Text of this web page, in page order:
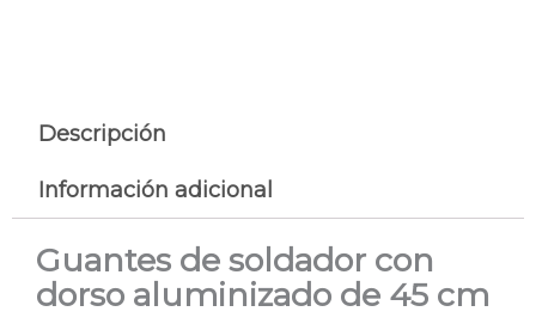
Descripción
Información adicional
Guantes de soldador con
dorso aluminizado de 45 cm